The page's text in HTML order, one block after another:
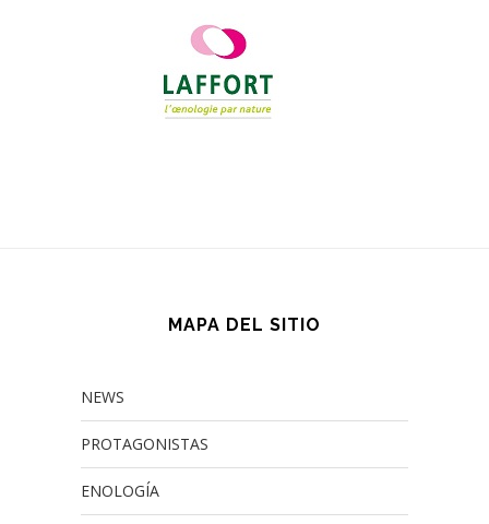
MAPA DEL SITIO
NEWS
PROTAGONISTAS
ENOLOGÍA